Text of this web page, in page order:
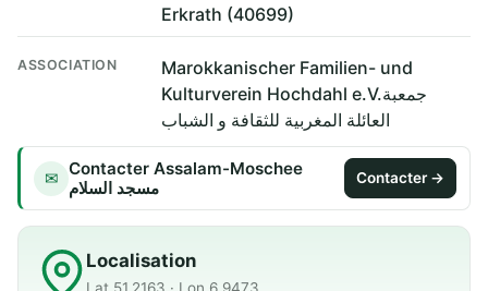
Erkrath (40699)
ASSOCIATION
Marokkanischer Familien- und
Kulturverein Hochdahl e.V.جمعبة
العائلة المغربية للثقافة و الشباب
✉ Contacter Assalam-Moschee
مسجد السلام
Contacter →
Localisation